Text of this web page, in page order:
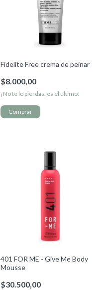
Fidelite Free crema de peinar
$8.000,00
¡No te lo pierdas, es el último!
401 FOR ME - Give Me Body
Mousse
$30.500,00